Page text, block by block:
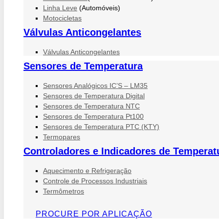
Linha Leve (Automóveis)
Motocicletas
Válvulas Anticongelantes
Válvulas Anticongelantes
Sensores de Temperatura
Sensores Analógicos IC’S – LM35
Sensores de Temperatura Digital
Sensores de Temperatura NTC
Sensores de Temperatura Pt100
Sensores de Temperatura PTC (KTY)
Termopares
Controladores e Indicadores de
Aquecimento e Refrigeração
Controle de Processos Industriais
Termômetros
PROCURE POR APLICAÇÃO